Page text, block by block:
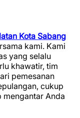
Kota Sabang
kami. Kami
yang selalu
khawatir, tim
pemesanan
cukup
mengantar Anda